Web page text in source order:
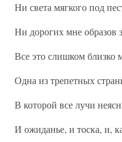
Ни света мягкого под
Ни дорогих мне образов
Все это слишком близко
Одна из трепетных
В которой все лучи
И ожиданье, и тоска, и,